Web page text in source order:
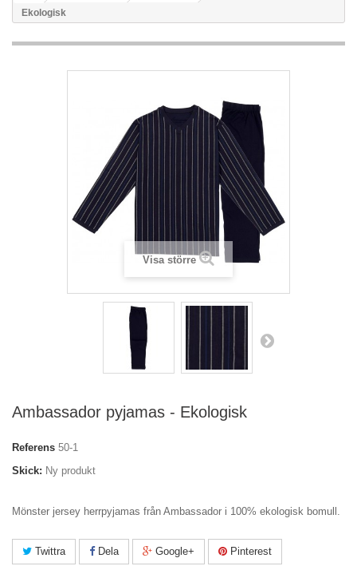
Ekologisk
Visa större
Ambassador pyjamas - Ekologisk
Referens 50-1
Skick: Ny produkt
Mönster jersey herrpyjamas från Ambassador i 100% ekologisk bomull.
Twittra Dela Google+ Pinterest